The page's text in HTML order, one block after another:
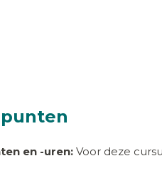
en -uren: Voor deze